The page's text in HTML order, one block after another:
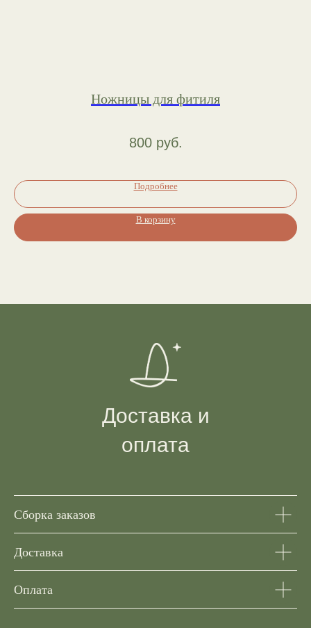
Ножницы для фитиля
800 руб.
Подробнее
В корзину
Доставка и
оплата
Сборка заказов
Доставка
Оплата